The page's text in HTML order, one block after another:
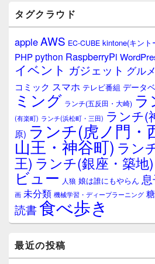
タグクラウド
appleAWS EC-CUBE kintone(キント
PHPpython RaspberryPi
イベント ガジェット グルメ
コミック スマホ テレビ番組 データ
ミング ランチ(五反田・大崎) ラ
(有楽町) ランチ(浜松町・三田) ランチ(
原) ランチ(虎ノ門・
山王・神谷町) ラン
王) ランチ(銀座・築地)
ビュー 人狼 娘は誰にもやらん
画 未分類 機械学習・ディープラーニング
読書食べ歩き
最近の投稿